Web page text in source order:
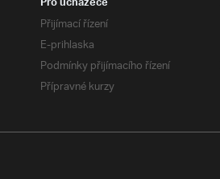
Přijímací řízení
E-prihlaska
Podmínky přijímacího řízení
Přípravné kurzy